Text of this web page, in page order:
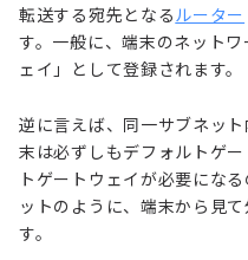
転送する宛先となる ルーター
す。一般に、端末のネット
ェイ」として登録されます。
逆に言えば、同一サブネッ
末は必ずしもデフォルトゲ
トゲートウェイが必要にな
ットのように、端末から見
す。